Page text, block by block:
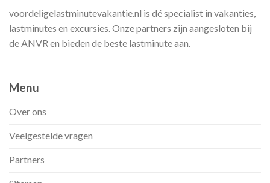
voordeligelastminutevakantie.nl is dé specialist in vakanties,
lastminutes en excursies. Onze partners zijn aangesloten bij
de ANVR en bieden de beste lastminute aan.
Menu
Over ons
Veelgestelde vragen
Partners